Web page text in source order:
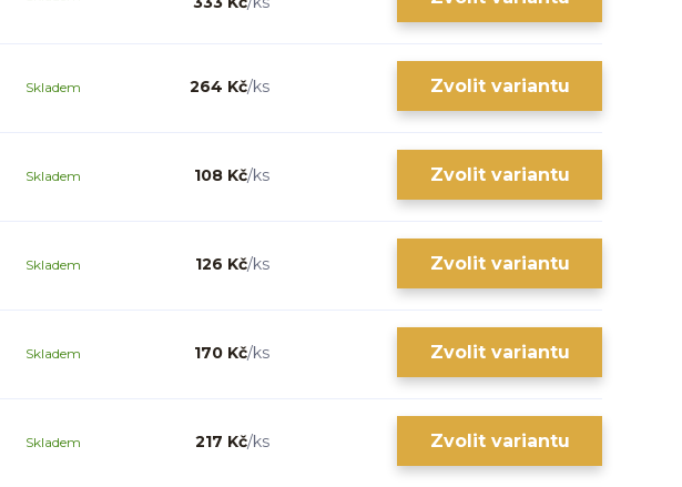
264 Kč/ks
Skladem Zvolit variantu
108 Kč/ks
Skladem Zvolit variantu
126 Kč/ks
Skladem Zvolit variantu
170 Kč/ks
Skladem Zvolit variantu
217 Kč/ks
Skladem Zvolit variantu